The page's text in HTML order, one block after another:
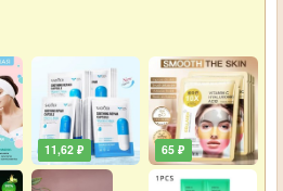
11,62 ₽ 65 ₽